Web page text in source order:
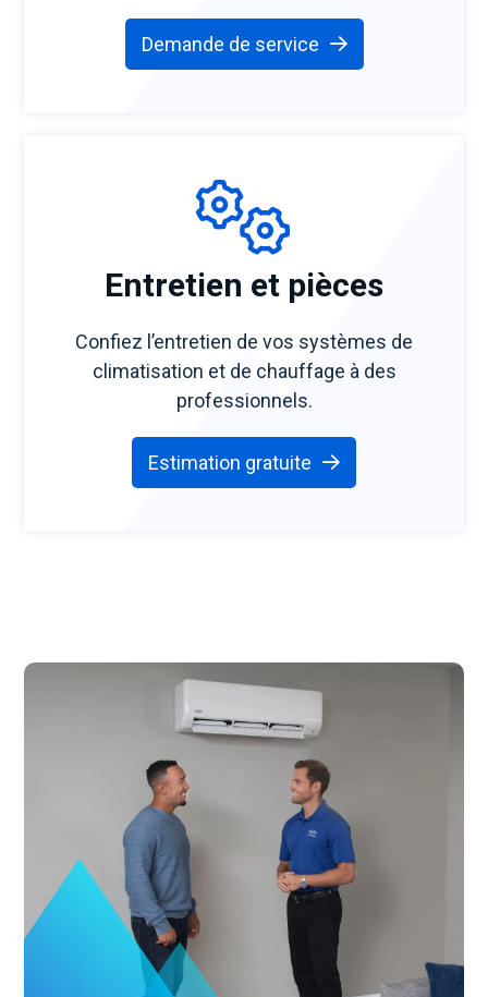
Demande de service
Entretien et pièces
Confiez l’entretien de vos systèmes de
climatisation et de chauffage à des
professionnels.
Estimation gratuite